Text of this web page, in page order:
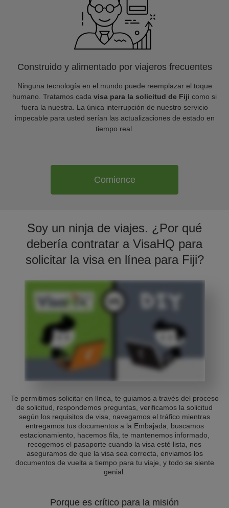
Construido y alimentado por viajeros frecuentes
Ninguna tecnología en el mundo puede reemplazar el toque
humano. Tratamos cada visa para la solicitud de Fiji como si
fuera la nuestra. La única interrupción de nuestro servicio
impecable para usted serían las actualizaciones de estado en
tiempo real.
Comience
Soy un ninja de viajes. ¿Por qué
debería contratar a VisaHQ para
solicitar la visa en línea para Fiji?
Te permitimos solicitar en línea, te guiamos a través del proceso
de solicitud, respondemos preguntas, verificamos la solicitud
según los requisitos de visa, navegamos el tráfico mientras
entregamos tus documentos a la Embajada, buscamos
estacionamiento, hacemos fila, te mantenemos informado,
recogemos el pasaporte cuando la visa esté lista, nos
aseguramos de que la visa sea correcta, enviamos los
documentos de vuelta a tiempo para tu viaje, y todo se siente
genial.
Porque es crítico para la misión